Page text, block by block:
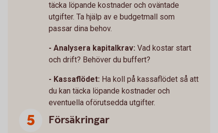
täcka löpande kostnader och oväntade
utgifter. Ta hjälp av e budgetmall som
passar dina behov.
- Analysera kapitalkrav: Vad kostar start
och drift? Behöver du buffert?
- Kassaflödet: Ha koll på kassaflödet så att
du kan täcka löpande kostnader och
eventuella oförutsedda utgifter.
Försäkringar